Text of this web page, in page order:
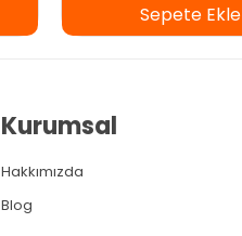
Sepete Ekle
Kurumsal
Hakkımızda
Blog